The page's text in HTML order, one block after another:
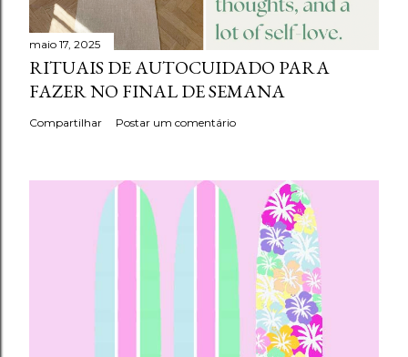
maio 17, 2025
RITUAIS DE AUTOCUIDADO PARA
FAZER NO FINAL DE SEMANA
Compartilhar Postar um comentário